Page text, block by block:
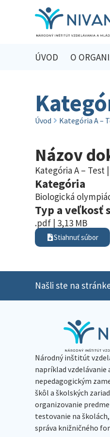
ÚVOD O
Úvod Kategória A –
Názov
Kategória A – Test
Kategória
Biologická
Typ a veľkosť
.pdf | 3,13 MB
Stiahnuť súbor
Našli ste na
Národný inštitút
napríklad vzdelávanie
nepedagogickým
škôl a školských
organizovanie
testovanie na
správa knižničného